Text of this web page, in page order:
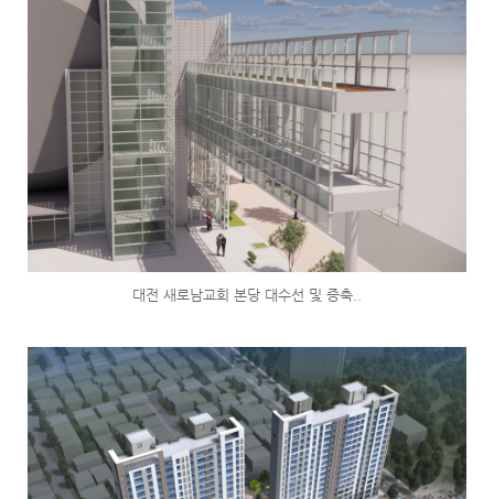
대전 새로남교회 본당 대수선 및 증축..